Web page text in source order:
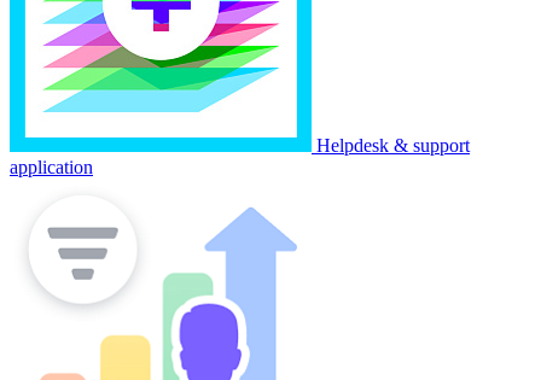
Helpdesk & support
application